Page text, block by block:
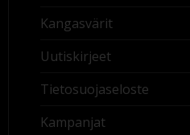
Kangasvärit
Uutiskirjeet
Tietosuojaseloste
Kampanjat